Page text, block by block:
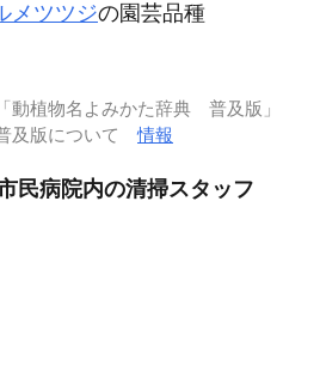
メツツジの園芸品種
動植物名よみかた辞典 普及版」
及版について情報
民病院内の清掃スタッフ